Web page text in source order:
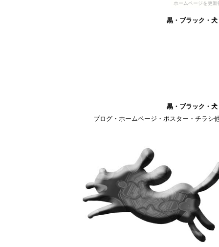
ホームページを更
黒・ブラック・
黒・ブラック・
ブログ・ホームページ・ポスター・チラシ